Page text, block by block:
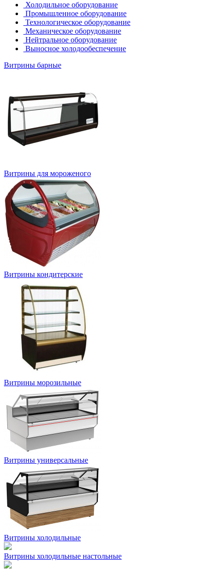
Холодильное оборудование
Промышленное оборудование
Технологическое оборудование
Механическое оборудование
Нейтральное оборудование
Выносное холодообеспечение
Витрины барные
Витрины для мороженого
Витрины кондитерские
Витрины морозильные
Витрины универсальные
Витрины холодильные
Витрины холодильные настольные